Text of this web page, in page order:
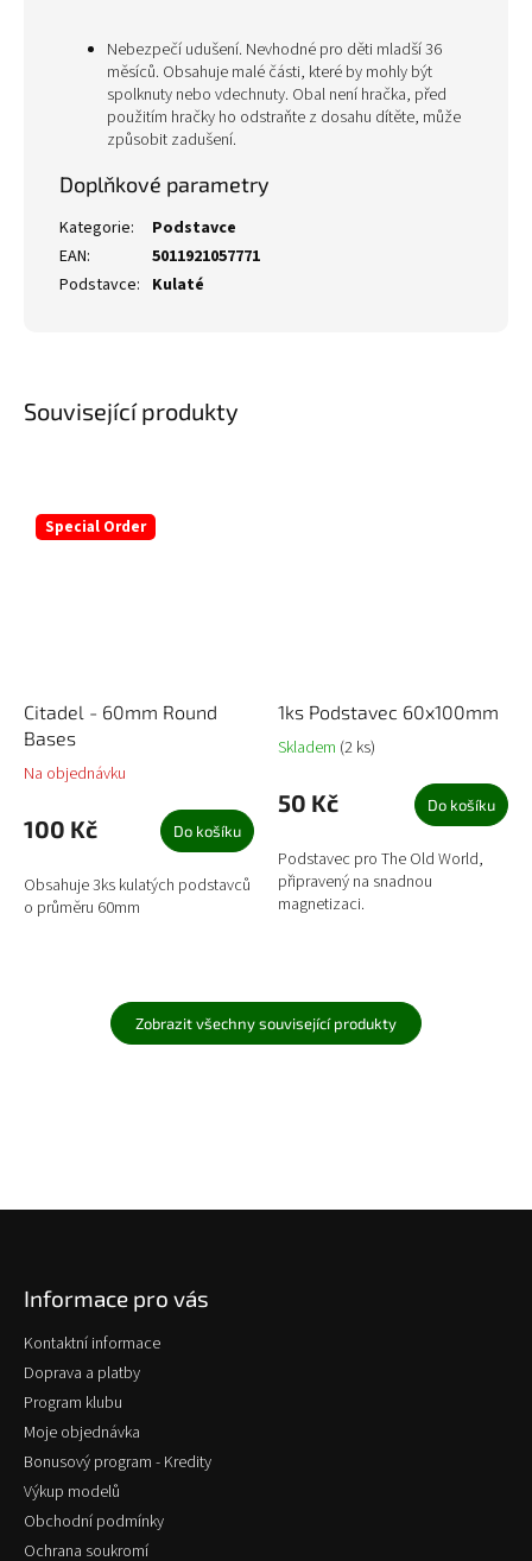
Související produkty
Special Order
Citadel - 60mm Round
Bases
Na objednávku
100 Kč Do košíku
Obsahuje 3ks kulatých podstavců
o průměru 60mm
1ks Podstavec 60x100mm
Skladem (2 ks)
50 Kč Do košíku
Podstavec pro The Old World,
připravený na snadnou
magnetizaci.
Zobrazit všechny související produkty
Nebezpečí udušení. Nevhodné pro děti mladší 36
měsíců. Obsahuje malé části, které by mohly být
spolknuty nebo vdechnuty. Obal není hračka, před
použitím hračky ho odstraňte z dosahu dítěte, může
způsobit zadušení.
Doplňkové parametry
Kategorie:
Podstavce
EAN:
5011921057771
Podstavce: Kulaté
Informace pro vás
Kontaktní informace
Doprava a platby
Program klubu
Moje objednávka
Bonusový program - Kredity
Výkup modelů
Obchodní podmínky
Ochrana soukromí